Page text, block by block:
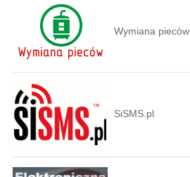
Wymiana pieców
SiSMS.pl